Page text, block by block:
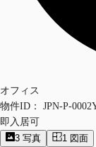
オフィス
物件ID：
JPN-P-
即入居可
3 写真 1 図面